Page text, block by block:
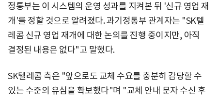
정통부는 이 시스템의 운영 성과를 지켜본 뒤 '신규 영업 재
개'를 정할 것으로 알려졌다. 과기정통부 관계자는 "SK텔
레콤 신규 영업 재개에 대한 논의를 진행 중이지만, 아직
결정된 내용은 없다"고 말했다.
SK텔레콤 측은 "앞으로도 교체 수요를 충분히 감당할 수
있는 수준의 유심을 확보했다"며 "교체 안내 문자 수신 후